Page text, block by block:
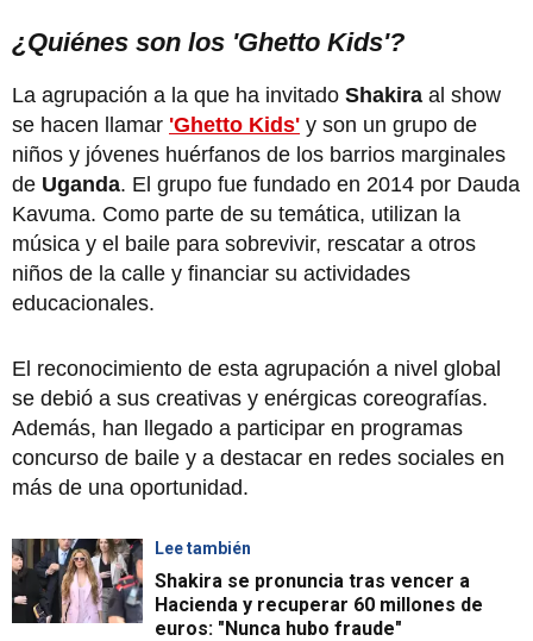
¿Quiénes son los 'Ghetto Kids'?
La agrupación a la que ha invitado Shakira al show
se hacen llamar 'Ghetto Kids' y son un grupo de
niños y jóvenes huérfanos de los barrios marginales
de Uganda. El grupo fue fundado en 2014 por Dauda
Kavuma. Como parte de su temática, utilizan la
música y el baile para sobrevivir, rescatar a otros
niños de la calle y financiar su actividades
educacionales.
El reconocimiento de esta agrupación a nivel global
se debió a sus creativas y enérgicas coreografías.
Además, han llegado a participar en programas
concurso de baile y a destacar en redes sociales en
más de una oportunidad.
Lee también
Shakira se pronuncia tras vencer a
Hacienda y recuperar 60 millones de
euros: "Nunca hubo fraude"